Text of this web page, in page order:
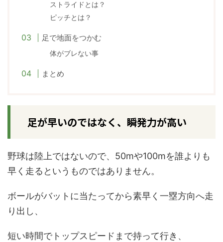
ストライドとは？
ピッチとは？
足で地面をつかむ
体がブレない事
まとめ
足が早いのではなく、瞬発力が高い
野球は陸上ではないので、 50mや100mを誰よりも
早く走るというものではありません。
ボールがバットに当たってから素早く一塁方向へ走
り出し、
短い時間でトップスピードまで持って行き、